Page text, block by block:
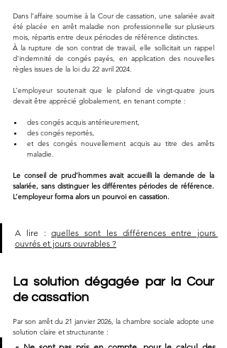
Dans l’affaire soumise à la Cour de cassation, une salariée avait
été placée en arrêt maladie non professionnelle sur plusieurs
mois, répartis entre deux périodes de référence distinctes.
À la rupture de son contrat de travail, elle sollicitait un rappel
d’indemnité de congés payés, en application des nouvelles
règles issues de la loi du 22 avril 2024.
L’employeur soutenait que le plafond de vingt-quatre jours
devait être apprécié globalement, en tenant compte :
des congés acquis antérieurement,
des congés reportés,
et des congés nouvellement acquis au titre des arrêts
maladie.
Le conseil de prud’hommes avait accueilli la demande de la
salariée, sans distinguer les différentes périodes de référence.
L’employeur forma alors un pourvoi en cassation.
A lire : quelles sont les différences entre jours
ouvrés et jours ouvrables ?
La solution dégagée par la Cour
de cassation
Par son arrêt du 21 janvier 2026, la chambre sociale adopte une
solution claire et structurante :